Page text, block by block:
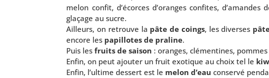
melon confit, d’écorces d’oranges confites, d’amandes
gla­çage au sucre.
Ailleurs, on retrouve la pâte de coings, les diverses
encore les papillotes de pra­line.
Puis lesfruits de sai­son : oranges, clé­men­tines,
Enfin, on peut ajou­ter un fruit exo­tique au choix tel le
Enfin, l’ultime des­sert est le melon d’eau conser­vé